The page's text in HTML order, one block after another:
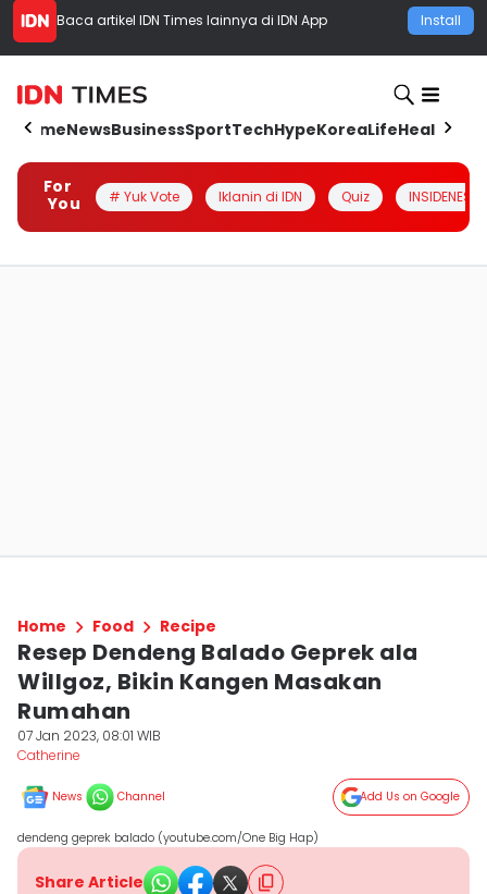
Baca artikel IDN Times lainnya di IDN App Install
HomeNewsBusinessSportTechHypeKoreaLifeHealth
For
You
# Yuk Vote Iklanin di IDN Quiz INSIDENESIA
Home Food Recipe
Resep Dendeng Balado Geprek ala
Willgoz, Bikin Kangen Masakan
Rumahan
07 Jan 2023, 08:01 WIB
Catherine
News Channel Add Us on Google
dendeng geprek balado (youtube.com/One Big Hap)
Share Article